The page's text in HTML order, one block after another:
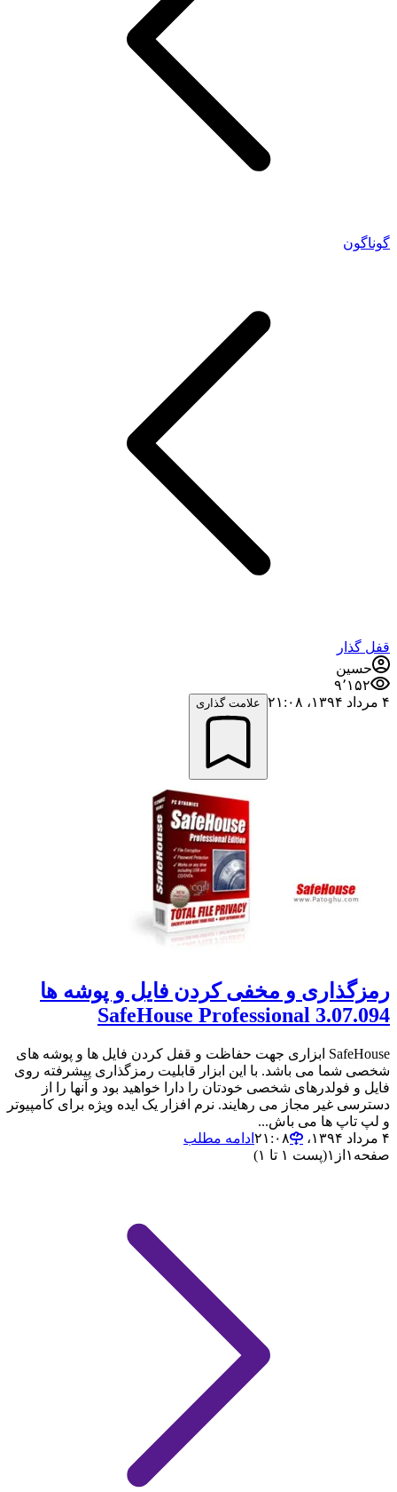
گوناگون
قفل گذار
حسین
۹٬۱۵۲
۴ مرداد ۱۳۹۴،‏ ۲۱:۰۸
علامت گذاری
رمزگذاری و مخفی کردن فایل و پوشه ها
SafeHouse Professional 3.07.094
SafeHouse ابزاری جهت حفاظت و قفل کردن فایل ها و پوشه های
شخصی شما می باشد. با این ابزار قابلیت رمزگذاری پیشرفته روی
فایل و فولدرهای شخصی خودتان را دارا خواهید بود و آنها را از
دسترسی غیر مجاز می رهایند. نرم افزار یک ایده ویژه برای کامپیوتر
و لپ تاپ ها می باش...
۴ مرداد ۱۳۹۴،‏ ۲۱:۰۸
ادامه مطلب
صفحه ۱ از ۱(پست ۱ تا ۱)